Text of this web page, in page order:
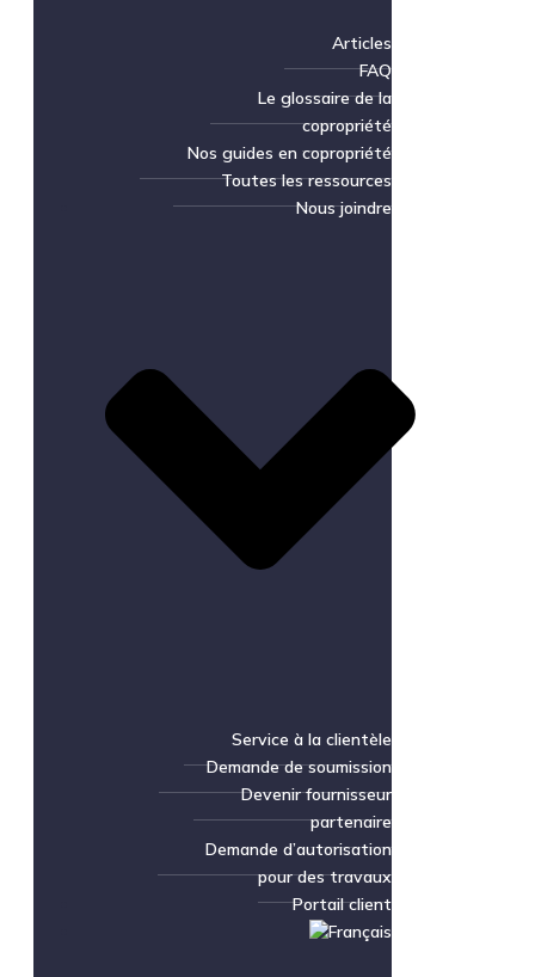
Articles
FAQ
Le glossaire de la
copropriété
Nos guides en copropriété
Toutes les ressources
Nous joindre
Service à la clientèle
Demande de soumission
Devenir fournisseur
partenaire
Demande d’autorisation
pour des travaux
Portail client